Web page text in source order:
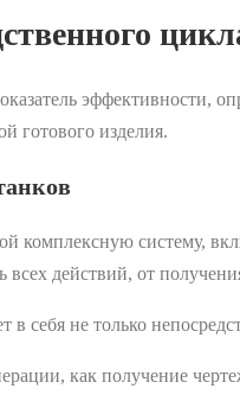
эффективности,
готового изделия.
комплексную систему,
всех действий, от
себя не только
как получение